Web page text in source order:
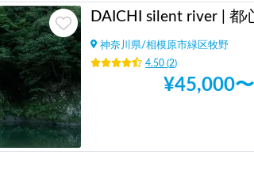
神奈川県/相模原市緑区牧野
4.50 (2)
¥45,000〜